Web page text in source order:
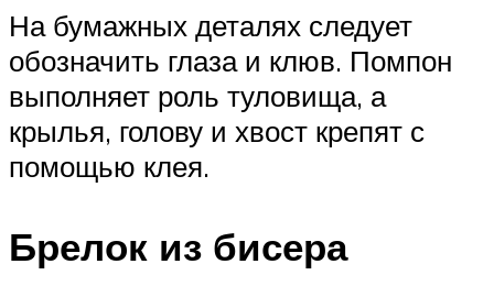
На бумажных деталях следует
обозначить глаза и клюв. Помпон
выполняет роль туловища, а
крылья, голову и хвост крепят с
помощью клея.
Брелок из бисера